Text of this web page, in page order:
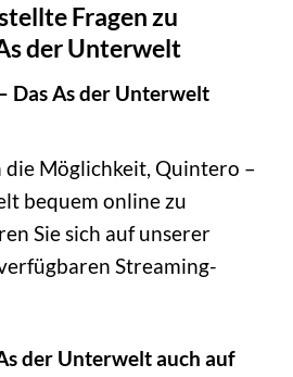
Fragen zu
der Unterwelt
Das As der Unterwelt
die Möglichkeit, Quintero –
bequem online zu
Sie sich auf unserer
Streaming-
der Unterwelt auch auf